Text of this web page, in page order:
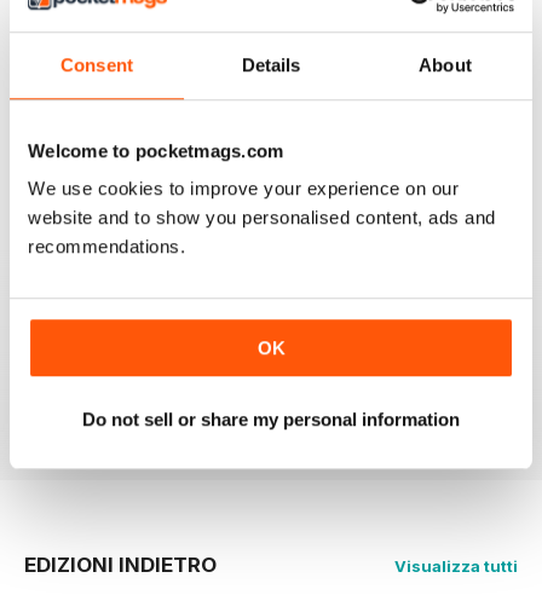
Consent Details About
Welcome to pocketmags.com
We use cookies to improve your experience on our
website and to show you personalised content, ads and
recommendations.
OK
Do not sell or share my personal information
for staying in touch with book reviews in Canada.
Recensito 08 luglio 2019
GREAT
Grateful reviews of the latest books
Recensito 16 ottobre 2018
EDIZIONI INDIETRO Visualizza tutti